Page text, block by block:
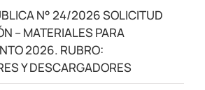
N° 24/2026 SOLICITUD
– MATERIALES PARA
2026. RUBRO:
Y DESCARGADORES